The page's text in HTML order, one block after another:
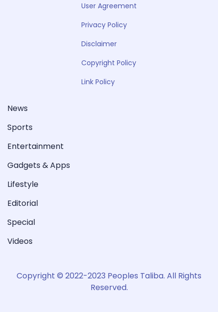
User Agreement
Privacy Policy
Disclaimer
Copyright Policy
Link Policy
News
Sports
Entertainment
Gadgets & Apps
Lifestyle
Editorial
Special
Videos
Copyright © 2022-2023 Peoples Taliba. All Rights
Reserved.